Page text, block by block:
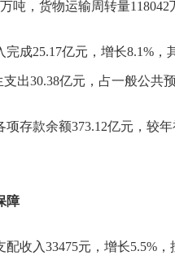
吨，货物运输周转量
成25.17亿元，增长8.1%
出30.38亿元，占一般公共
存款余额373.12亿元，较
障
收入33475元，增长5.5%